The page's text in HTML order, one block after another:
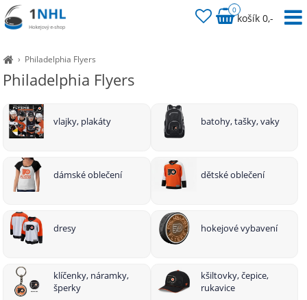
› Philadelphia Flyers
Philadelphia Flyers
vlajky, plakáty batohy, tašky, vaky
dámské oblečení dětské oblečení
dresy hokejové vybavení
klíčenky, náramky,
šperky
kšiltovky, čepice,
rukavice
0
košík 0,-